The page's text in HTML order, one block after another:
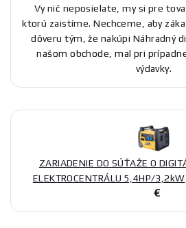
Vy nič neposielate, my si pre
ktorú zaistíme. Nechceme, aby
dôveru tým, že nakúpi Náhradný
našom obchode, mal pri
výdavky.
ZARIADENIE DO SÚŤAŽE O
ELEKTROCENTRÁLU 5,4HP/3,2kW
€